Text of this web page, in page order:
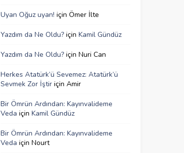
Uyan Oğuz uyan! için Ömer İlte
Yazdım da Ne Oldu? için Kamil Gündüz
Yazdım da Ne Oldu? için Nuri Can
Herkes Atatürk’ü Sevemez: Atatürk’ü
Sevmek Zor İştir için Amir
Bir Ömrün Ardından: Kayınvalideme
Veda için Kamil Gündüz
Bir Ömrün Ardından: Kayınvalideme
Veda için Nourt